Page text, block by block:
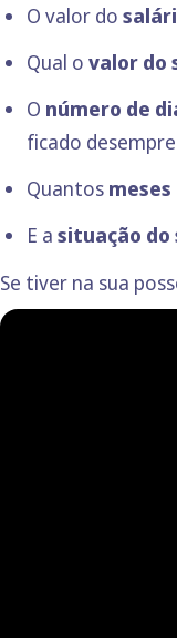
O valor do
Qual o valor do
O número de
ficado
Quantos
E a situação
Se tiver na sua